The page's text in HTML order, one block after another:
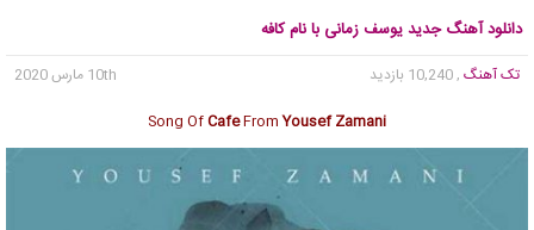
دانلود آهنگ جدید یوسف زمانی با نام کافه
تک آهنگ , 10,240 بازدید
10th مارس 2020
Song OfCafeFromYousef Zamani